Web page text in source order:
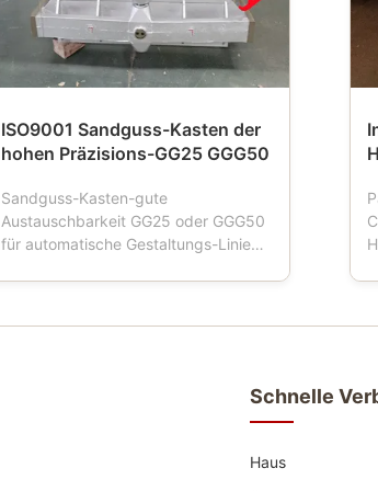
ISO9001 Sandguss-Kasten der
hohen Präzisions-GG25 GGG50
Sandguss-Kasten-gute
Austauschbarkeit GG25 oder GGG50
für automatische Gestaltungs-Linie
Schnelle
Haus